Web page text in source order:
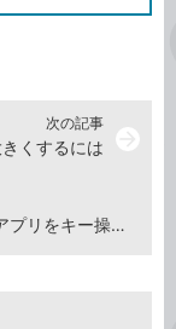
Windows 8.1で起動中のデスクトップアプリをキー操作で素早く切り替えるには
次の記事
くするには